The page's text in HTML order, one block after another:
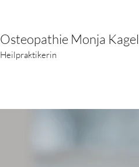
Osteopathie Monja Kagel
Heilpraktikerin